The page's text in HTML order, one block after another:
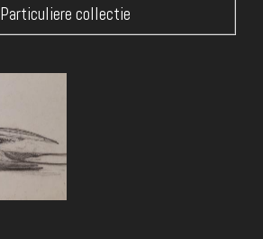
Particuliere collectie